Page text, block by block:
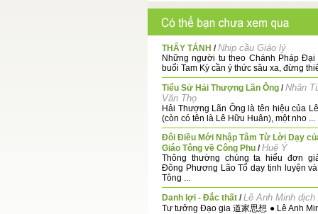
THẤY TÁNH /Nhip cầu Giáo lý
Những người tu theo Chánh Pháp Đại
buổi Tam Kỳ cần ý thức sâu xa, đừng
Tiểu Sử Hải Thượng Lãn Ông /Nhân
Văn Thọ
Hải Thượng Lãn Ông là tên hiệu của
(còn có tên là Lê Hữu Huân), một nho ...
Đôi Điều Mới Nhập Tâm Từ Lời Dạy
Giáo Tông về Công Phu /Huệ Ý
Thông thường chúng ta hiểu đơn
Đông Phương Lão Tổ dạy tịnh luyện
Tông ...
Danh lợi - Đắc thất /Lê Anh Minh dịch
Tư tưởng Đạo gia 道家思想 ● Lê Anh